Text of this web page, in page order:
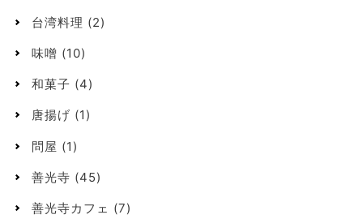
台湾料理 (2)
味噌 (10)
和菓子 (4)
唐揚げ (1)
問屋 (1)
善光寺 (45)
善光寺カフェ (7)